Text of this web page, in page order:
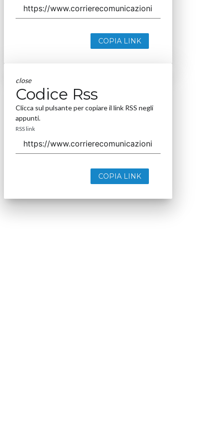
COPIA LINK
close
Codice Rss
Clicca sul pulsante per copiare il link RSS negli
appunti.
RSS link
COPIA LINK